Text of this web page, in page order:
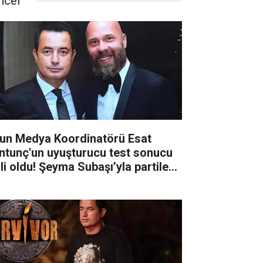
Medya Koordinatörü Esat
uyuşturucu test sonucu
oldu! Şeyma Subaşı’yla partilere